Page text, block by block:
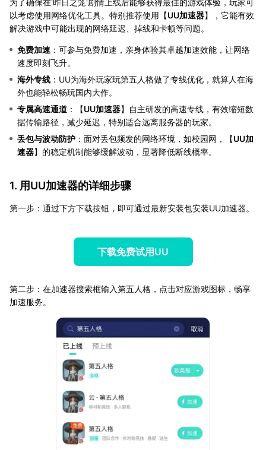
以考虑使用网络优化工具。特别推荐使用【UU加速器】，它能有效
解决游戏中可能出现的网络延迟、掉线和卡顿等问题。
免费加速 ：可参与免费加速，亲身体验其卓越加速效能，让网络
速度即刻飞升。
海外专线 ：UU为海外玩家玩第五人格做了专线优化，就算人在海
外也能轻松畅玩国内大作。
专属高速通道 ：【UU加速器】自主研发的高速专线，有效缩短数
据传输路径，减少延迟，特别适合远离服务器的玩家。
丢包与波动防护 ：面对丢包频发的网络环境，如校园网，【UU加
速器】的稳定机制能够缓解波动，显著降低断线概率。
1. 用UU加速器的详细步骤
第一步：通过下方下载按钮，即可通过最新安装包安装UU加速器。
下载免费试用UU
第二步：在加速器搜索框输入第五人格，点击对应游戏图标，畅享
加速服务。